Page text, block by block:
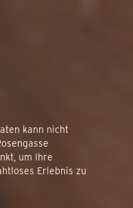
kann nicht
um Ihre
Erlebnis zu